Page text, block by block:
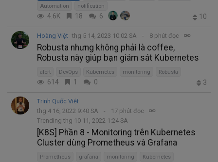
Automation
notification
4.6K 18 6 10
Hoàng Việt thg 5 14, 2023 10:02 SA 8 phút đọc
Robusta nhưng không phải là coffee,
Robusta này giúp bạn giám sát Kubernetes
alert DevOps Kubernetes monitoring Robusta
614 1 0 3
Trịnh Quốc Việt
thg 4 16, 2022 9:40 SA
17 phút đọc
Trending thg 10 11, 2022 1:24 SA
[K8S] Phần 8 - Monitoring trên Kubernetes
Cluster dùng Prometheus và Grafana
Prometheus grafana monitoring Kubernetes